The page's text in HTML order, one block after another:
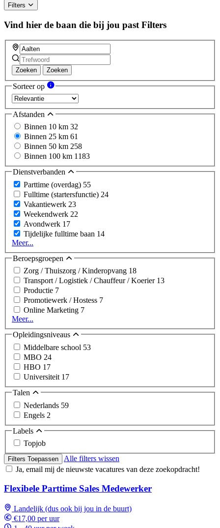
ignore
this
field
Filters
Vind hier de baan die bij jou past Filters
Zoeken Zoeken
Sorteer op
Afstanden
Binnen 10 km 32
Binnen 25 km 61
Binnen 50 km 258
Binnen 100 km 1183
Dienstverbanden
Parttime (overdag) 55
Fulltime (startersfunctie) 24
Vakantiewerk 23
Weekendwerk 22
Avondwerk 17
Tijdelijke fulltime baan 14
Meer...
Beroepsgroepen
Zorg / Thuiszorg / Kinderopvang 18
Transport / Logistiek / Chauffeur / Koerier 13
Productie 7
Promotiewerk / Hostess 7
Online Marketing 7
Meer...
Opleidingsniveaus
Middelbare school 53
MBO 24
HBO 17
Universiteit 17
Talen
Nederlands 59
Engels 2
Labels
Topjob
Filters Toepassen
Alle filters wissen
Ja, email mij de nieuwste vacatures van deze zoekopdracht!
Flexibele Parttime Sales Medewerker
Landelijk (dus ook bij jou in de buurt)
€17,00 per uur